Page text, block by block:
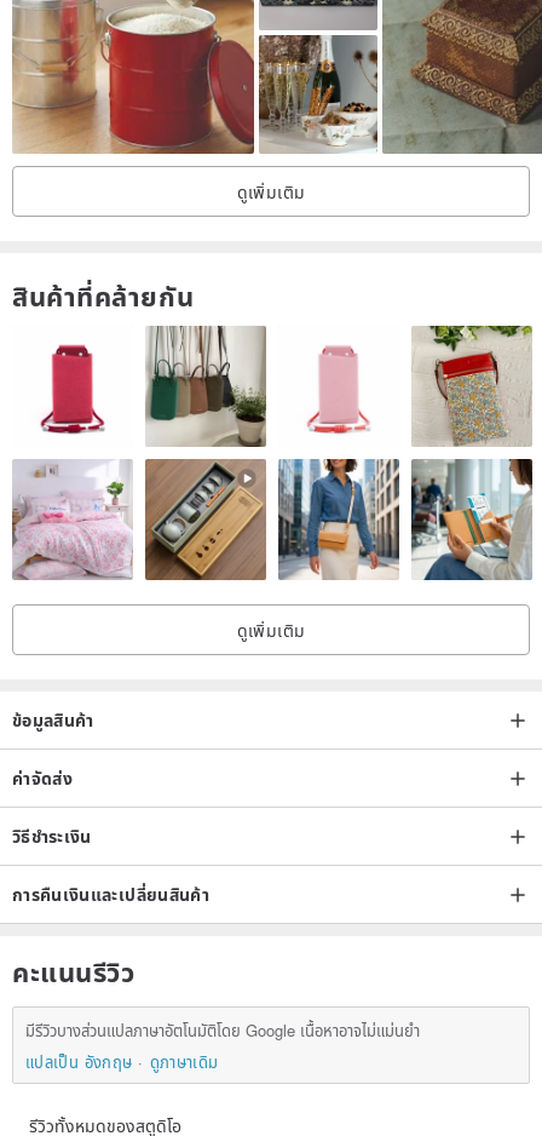
one of a kind.
A charming addition to your desk, vanity, or living space.
⸻
【Purchase Notice】
You may notice:
• Natural finger marks and pressure impressions from the hand-
• Uneven glaze flow, natural color variations, or tiny pinholes on the
surface
• Asymmetry or slight dimensional differences
• Subtle differences in underglaze color intensity
These are not flaws, but the unique traces of handmade ceramic
artistry.
Each work is truly one of a kind. If you appreciate the natural
If you prefer perfectly uniform industrial products, we recommend
considering carefully before purchasing.
⸻
【Material and Safety Information】
studio meet food-safe, non-toxic standards.
• Each piece is fired at 1230°C for a solid, durable structure,
suitable for daily use and long-term collection.
• We recommend handwashing with a soft sponge. Please avoid
strong impacts or sudden temperature changes to extend the life of
ดูเพิ่มเติม
สินค้าที่คล้ายกัน
ดูเพิ่มเติม
ข้อมูลสินค้า
ค่าจัดส่ง
วิธีชำระเงิน
การคืนเงินและเปลี่ยนสินค้า
คะแนนรีวิว
มีรีวิวบางส่วนแปลภาษาอัตโนมัติโดย Google เนื้อหาอาจไม่แม่นยำ
แปลเป็น อังกฤษ
ดูภาษาเดิม
รีวิวทั้งหมดของสตูดิโอ